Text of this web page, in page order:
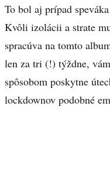
To bol aj prípad
Kvôli izolácii a strate
spracúva na tomto
len za tri (!) týždne,
spôsobom poskytne
lockdownov podobné